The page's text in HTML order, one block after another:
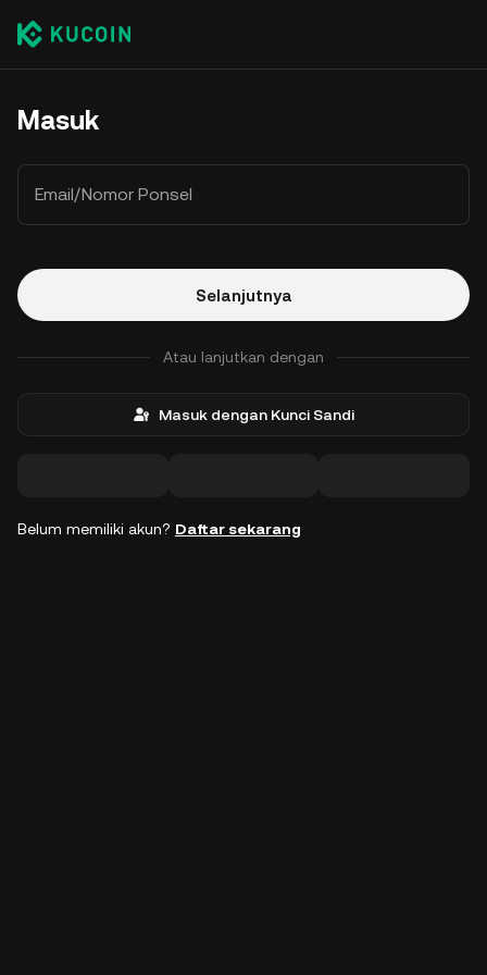
Masuk
Email/Nomor Ponsel
Selanjutnya
Atau lanjutkan dengan
Masuk dengan Kunci Sandi
Belum memiliki akun? Daftar sekarang